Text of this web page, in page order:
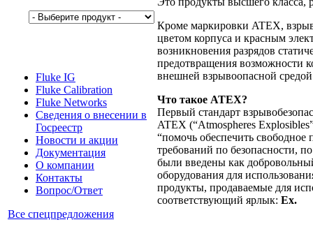
Fluke IG
Fluke Calibration
Fluke Networks
Сведения о внесении в
Госреестр
Новости и акции
Документация
О компании
Контакты
Вопрос/Ответ
Все спецпредложения
Кроме маркировки ATEX,
цветом корпуса и красным
возникновения разрядов
предотвращения возможности
внешней взрывоопасной
Что такое ATEX?
Первый стандарт
ATEX (“Atmospheres
“помочь обеспечить
требований по безопасности,
были введены как
оборудования для
продукты, продаваемые для
соответствующий ярлык: Ex.